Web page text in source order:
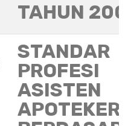
TAHUN
STANDAR
PROFESI
ASISTEN
APOTEKER